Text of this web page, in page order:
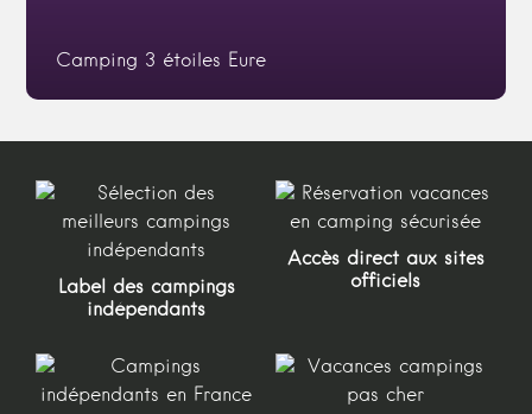
Camping 3 étoiles Eure
Label des campings
indépendants
Accès direct aux sites
officiels